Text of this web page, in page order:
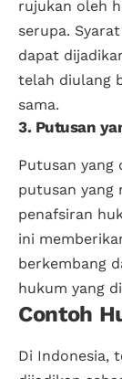
rujukan oleh
serupa.
dapat
telah diulang
sama.
3. Putusan
Putusan yang
putusan yang
penafsiran
ini
berkembang
hukum yang
Contoh
Di Indonesia,